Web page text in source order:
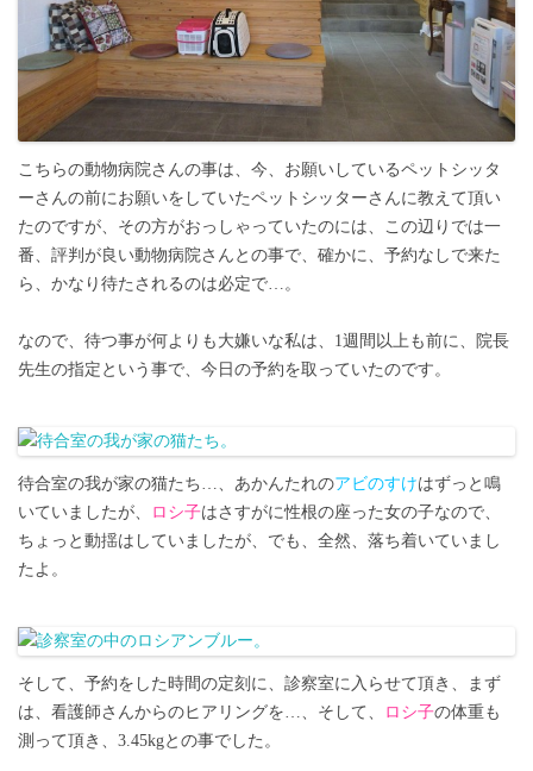
こちらの動物病院さんの事は、今、お願いしているペットシッタ
ーさんの前にお願いをしていたペットシッターさんに教えて頂い
たのですが、その方がおっしゃっていたのには、この辺りでは一
番、評判が良い動物病院さんとの事で、確かに、予約なしで来た
ら、かなり待たされるのは必定で…。
なので、待つ事が何よりも大嫌いな私は、1週間以上も前に、院長
先生の指定という事で、今日の予約を取っていたのです。
待合室の我が家の猫たち…、あかんたれのアビのすけはずっと鳴
いていましたが、
ロシ子はさすがに性根の座った女の子なので、
ちょっと動揺はしていましたが、でも、全然、落ち着いていまし
たよ。
そして、予約をした時間の定刻に、診察室に入らせて頂き、まず
は、看護師さんからのヒアリングを…、そして、
ロシ子の体重も
測って頂き、3.45kgとの事でした。